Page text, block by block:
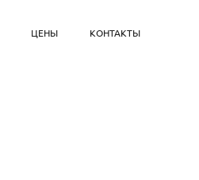
ЦЕНЫ КОНТАКТЫ